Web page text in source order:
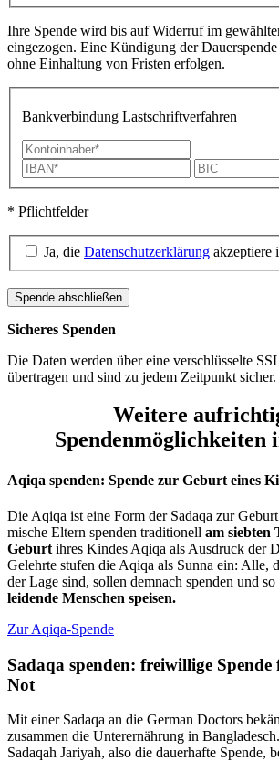
Ihre Spende wird bis auf Widerruf im
eingezogen. Eine Kündigung der
ohne Einhaltung von Fristen erfolgen.
Bankverbindung Lastschriftverfahren
* Pflichtfelder
Ja, die Datenschutzerklärung akzeptiere
Sicheres Spenden
Die Daten werden über eine verschlüsselte
übertragen und sind zu jedem Zeitpunkt sicher.
Weitere
Spendenmöglichkeiten
Aqiqa spenden: Spende zur Geburt eines
Die Aqiqa ist eine Form der Sadaqa zur
mische Eltern spenden traditionell am siebten
Geburt ihres Kindes Aqiqa als Ausdruck der
Gelehrte stufen die Aqiqa als Sunna ein: Alle,
der Lage sind, sollen demnach spenden und so
leidende Menschen speisen.
Zur Aqiqa-Spende
Sadaqa spenden: freiwillige
Not
Mit einer Sadaqa an die German Doctors
zusammen die Unterernährung in
Sadaqah Jariyah, also die dauerhafte Spende,